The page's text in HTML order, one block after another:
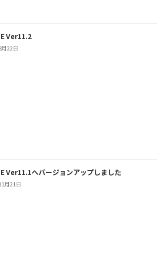
Ver11.2
22日
Ver11.1へバージョンアップしました
月21日